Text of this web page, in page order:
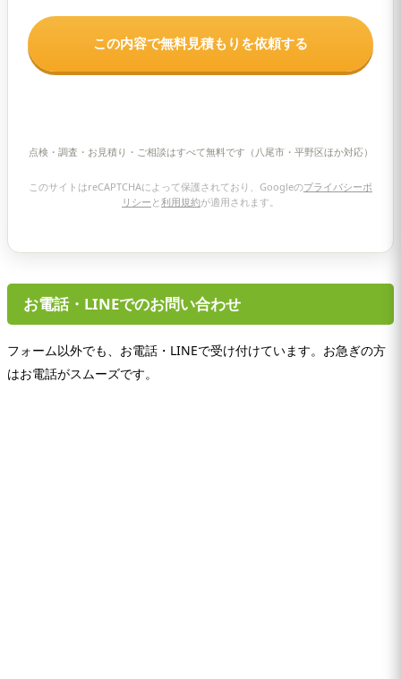
点検・調査・お見積り・ご相談はすべて無料です（八尾市・平野区ほか対応）
このサイトはreCAPTCHAによって保護されており、Googleのプライバシーポ
リシー と利用規約が適用されます。
お電話・LINEでのお問い合わせ
フォーム以外でも、お電話・LINEで受け付けています。お急ぎの方
はお電話がスムーズです。